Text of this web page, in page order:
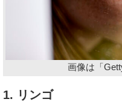
画像は「
1. リンゴ